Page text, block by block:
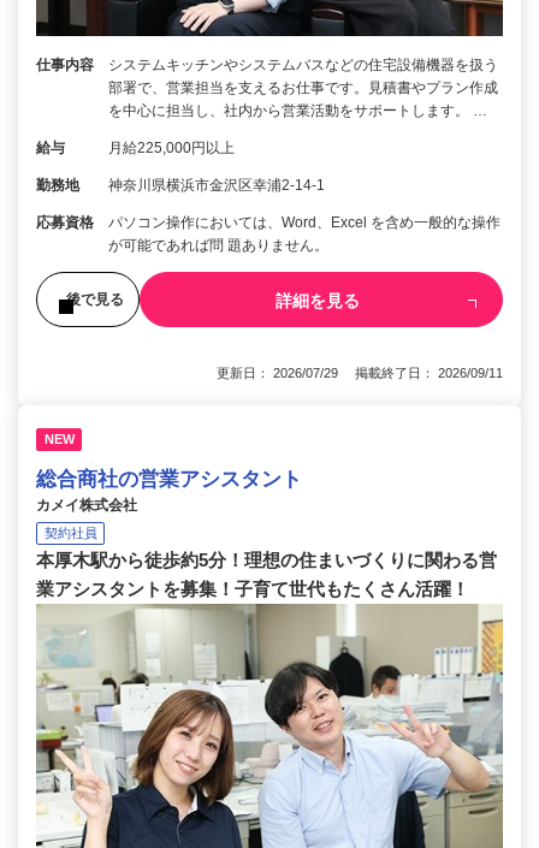
仕事内容
システムキッチンやシステムバスなどの住宅設備機器を扱う
部署で、営業担当を支えるお仕事です。見積書やプラン作成
を中心に担当し、社内から営業活動をサポートします。 …
給与 月給225,000円以上
勤務地 神奈川県横浜市金沢区幸浦2-14-1
応募資格
パソコン操作においては、Word、Excel を含め一般的な操作
が可能であれば問 題ありません。
後で見る 詳細を見る
更新日： 2026/07/29 掲載終了日： 2026/09/11
NEW
総合商社の営業アシスタント
カメイ株式会社
契約社員
本厚木駅から徒歩約5分！理想の住まいづくりに関わる営
業アシスタントを募集！子育て世代もたくさん活躍！